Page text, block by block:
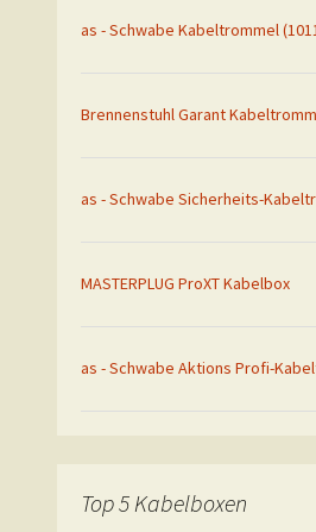
as - Schwabe Kabeltrommel
Brennenstuhl Garant
as - Schwabe Sicherheits-
MASTERPLUG ProXT Kabelbox
as - Schwabe Aktions Profi-
Top 5 Kabelboxen